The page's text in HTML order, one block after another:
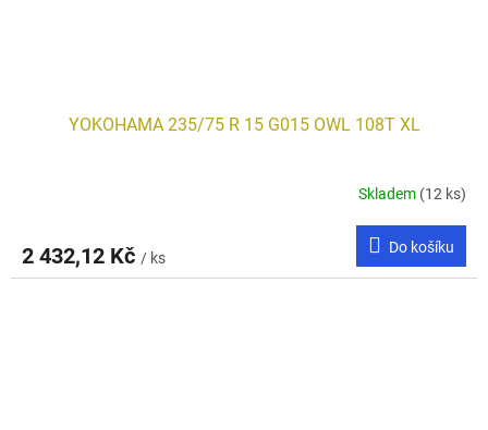
YOKOHAMA 235/75 R 15 G015 OWL 108T XL
Skladem (12 ks)
2 432,12 Kč / ks
Do košíku